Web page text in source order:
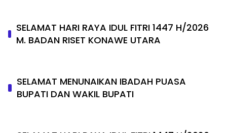
SELAMAT HARI RAYA IDUL FITRI 1447 H/2026
M. BADAN RISET KONAWE UTARA
SELAMAT MENUNAIKAN IBADAH PUASA
BUPATI DAN WAKIL BUPATI